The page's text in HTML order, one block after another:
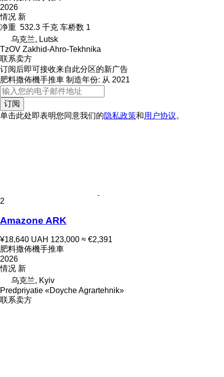
2026
情况 新
净重 532.3 千克 车桥数 1
乌克兰, Lutsk
TzOV Zakhid-Ahro-Tekhnika
联系卖方
订阅后即可接收来自此分区的新广告
肥料撒佈機手推車 制造年份: 从 2021
订阅
单击此处即表明您同意我们的隐私政策和用户协议。
2
Amazone ARK
¥18,640 UAH 123,000 ≈ €2,391
肥料撒佈機手推車
2026
情况 新
乌克兰, Kyiv
Predpriyatie «Doyche Agrartehnik»
联系卖方